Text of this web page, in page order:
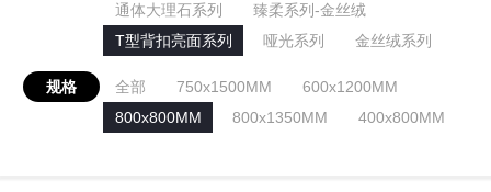
通体大理石系列
臻柔系列-金丝绒
T型背扣亮面系列
哑光系列 金丝绒系列
规格 全部 750x1500MM
600x1200MM
800x800MM
800x1350MM 400x800MM